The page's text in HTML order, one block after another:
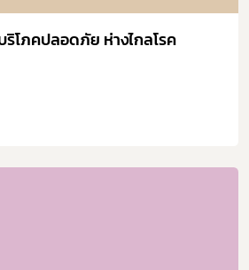
ริโภคปลอดภัย ห่างไกลโรค